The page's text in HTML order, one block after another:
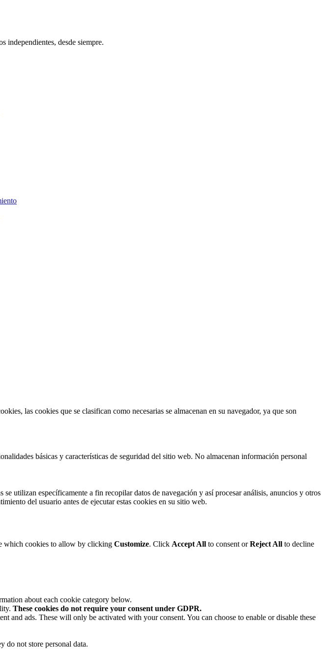
independientes, desde siempre.
las cookies que se clasifican como necesarias se almacenan en su navegador, ya que son
básicas y características de seguridad del sitio web. No almacenan información personal
utilizan específicamente a fin recopilar datos de navegación y así procesar análisis, anuncios y otros
del usuario antes de ejecutar estas cookies en su sitio web.
which cookies to allow by clicking Customize. Click Accept All to consent orReject All to decline
about each cookie category below.
These cookies do not require your consent under GDPR.
and ads. These will only be activated with your consent. You can choose to enable or disable these
do not store personal data.